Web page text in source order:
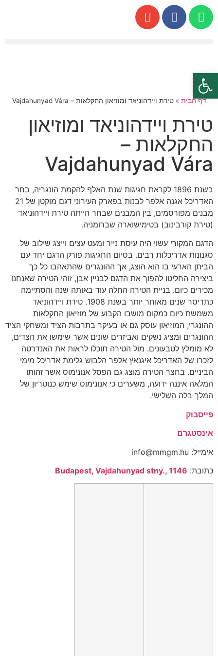
דף הבית »טירת ויידהוניאד ומוזיאון החקלאות – Vajdahunyad Vára
טירת ויידהוניאד ומוזיאון
החקלאות –
Vajdahunyad Vára
בשנת 1896 לקראת חגיגות שנת האלף להקמת הונגריה, בחר
האדריכל אגנה אלפר לבנות בפארק העירוני דגם מוקטן של 21
מבנים מפורסמים, בין המבנים שבחר הייתה טירת ויידהוניאד
(טירת קורבינוב) בטימישוארה שברומניה.
הדגם המקורי עשוי היה עיסת נייר ומעט עצים וייצג שילוב של
סגנונות אדריכלות רבים. בסיום החגיגות פורק הדגם יחד עם
הביתן הארעי בו הוא הוצג, אך ההונגרים שהתאהבו כל כך
ביצירה החליטו להפוך את הדגם לבניין אבן, זוהי הטירה שאנחנו
מכירים כיום. בניית הטירה החלה עוד באותה שנה והסתיימה
כתריסר שנים מאוחר יותר בשנת 1908. טירת ויידהוניאד
משמשת כיום כמקום מושבו הקבוע של מוזיאון החקלאות
ההונגרי, המוזיאון עוסק גם או בעיקר בתרבות הציד ומשחקי הציד
ההונגרים ומציג נשקים ואביזרים שונים אשר שימשו את הצדים,
לא מומלץ לטבעונים. מול הטירה תוכלו לראות את האנדרטה
לזכרו של האדריכל איגנאץ אלפר הלבוש גלימת אדריכל מימי
הביניים. בחצר הטירה מוצג גם הפסל אנונימוס אשר זהותו
המלאה איננה ידועה, משערים כי אנונימוס שימש כנוטריון של
המלך בלה השלישי.
פייסבוק
אינסטגרם
אימייל: info@mmgm.hu
כתובת: Budapest, Vajdahunyad stny., 1146
פתח סרגל נגישות